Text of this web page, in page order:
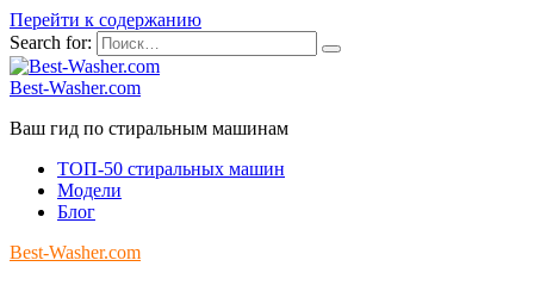
Перейти к содержанию
Search for:
Best-Washer.com
Ваш гид по стиральным машинам
ТОП-50 стиральных машин
Модели
Блог
Best-Washer.com